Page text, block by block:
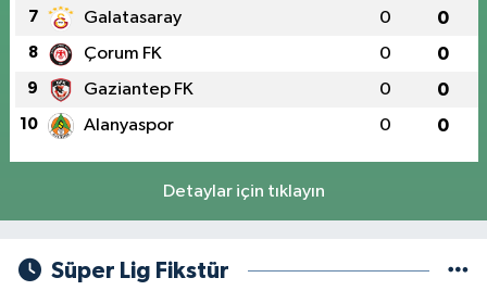
7 Galatasaray 0 0
8 Çorum FK 0 0
9 Gaziantep FK 0 0
10 Alanyaspor 0 0
Detaylar için tıklayın
Süper Lig Fikstür